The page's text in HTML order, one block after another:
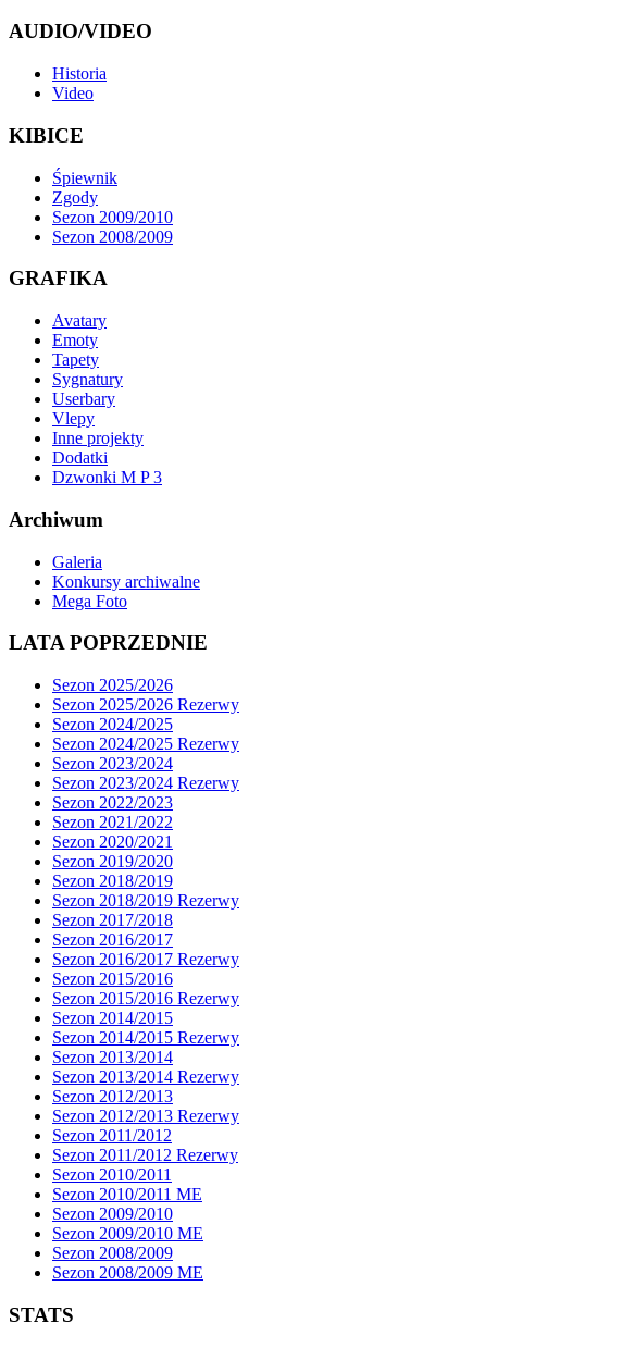
AUDIO/VIDEO
Historia
Video
KIBICE
Śpiewnik
Zgody
Sezon 2009/2010
Sezon 2008/2009
GRAFIKA
Avatary
Emoty
Tapety
Sygnatury
Userbary
Vlepy
Inne projekty
Dodatki
Dzwonki M P 3
Archiwum
Galeria
Konkursy archiwalne
Mega Foto
LATA POPRZEDNIE
Sezon 2025/2026
Sezon 2025/2026 Rezerwy
Sezon 2024/2025
Sezon 2024/2025 Rezerwy
Sezon 2023/2024
Sezon 2023/2024 Rezerwy
Sezon 2022/2023
Sezon 2021/2022
Sezon 2020/2021
Sezon 2019/2020
Sezon 2018/2019
Sezon 2018/2019 Rezerwy
Sezon 2017/2018
Sezon 2016/2017
Sezon 2016/2017 Rezerwy
Sezon 2015/2016
Sezon 2015/2016 Rezerwy
Sezon 2014/2015
Sezon 2014/2015 Rezerwy
Sezon 2013/2014
Sezon 2013/2014 Rezerwy
Sezon 2012/2013
Sezon 2012/2013 Rezerwy
Sezon 2011/2012
Sezon 2011/2012 Rezerwy
Sezon 2010/2011
Sezon 2010/2011 ME
Sezon 2009/2010
Sezon 2009/2010 ME
Sezon 2008/2009
Sezon 2008/2009 ME
STATS